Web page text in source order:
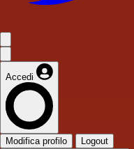
Accedi
Modifica profilo Logout